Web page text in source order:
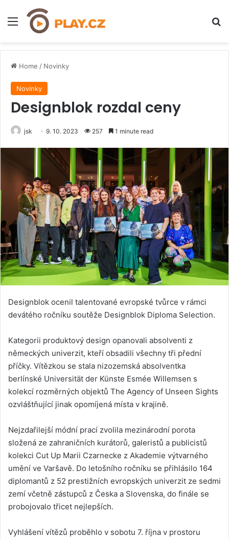
Menu
Home / Novinky
Novinky
Designblok rozdal ceny
jsk 9. 10. 2023 257 1 minute read
Designblok ocenil talentované evropské tvůrce v rámci
devátého ročníku soutěže Designblok Diploma Selection.
Kategorii produktový design opanovali absolventi z
německých univerzit, kteří obsadili všechny tři přední
příčky. Vítězkou se stala nizozemská absolventka
berlínské Universität der Künste Esmée Willemsen s
kolekcí rozměrných objektů The Agency of Unseen Sights
ozvláštňující jinak opomíjená místa v krajině.
Nejzdařilejší módní prací zvolila mezinárodní porota
složená ze zahraničních kurátorů, galeristů a publicistů
kolekci Cut Up Marii Czarnecke z Akademie výtvarného
umění ve Varšavě. Do letošního ročníku se přihlásilo 164
diplomantů z 52 prestižních evropských univerzit ze sedmi
zemí včetně zástupců z Česka a Slovenska, do finále se
probojovalo třicet nejlepších.
Vyhlášení vítězů proběhlo v sobotu 7. října v prostoru